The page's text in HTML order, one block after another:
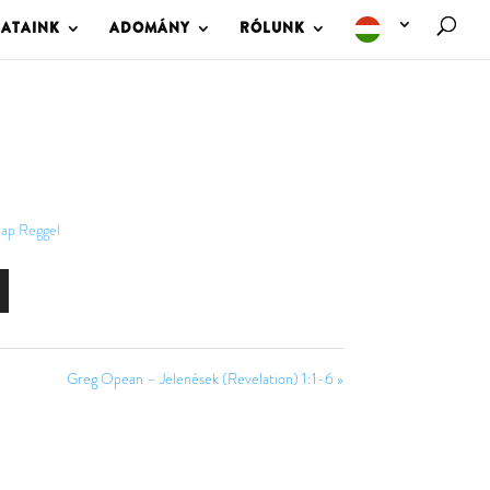
ADOMÁNY RÓLUNK
Reggel
Greg Opean – Jelenések (Revelation) 1:1-6 »